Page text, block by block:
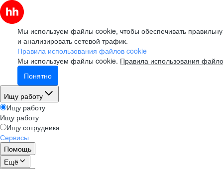
Мы используем файлы cookie, чтобы обеспечивать
и анализировать сетевой трафик.
Правила использования файлов cookie
Мы используем файлы cookie. Правила использования
Понятно
Ищу работу
Ищу работу
Ищу работу
Ищу сотрудника
Сервисы
Помощь
Ещё